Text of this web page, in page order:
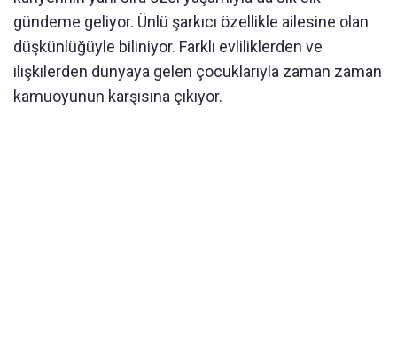
gündeme geliyor. Ünlü şarkıcı özellikle ailesine olan
düşkünlüğüyle biliniyor. Farklı evliliklerden ve
ilişkilerden dünyaya gelen çocuklarıyla zaman zaman
kamuoyunun karşısına çıkıyor.